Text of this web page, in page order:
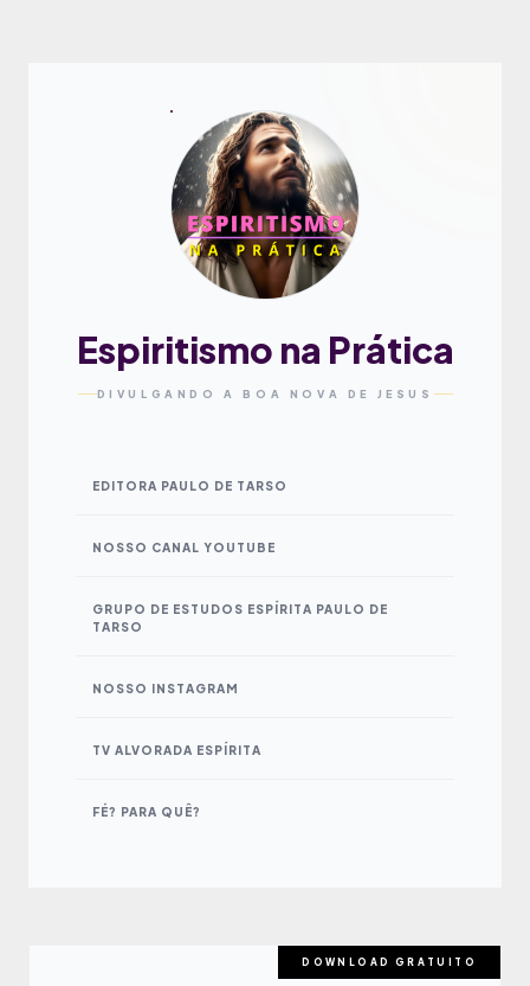
Espiritismo na Prática
DIVULGANDO A BOA NOVA DE JESUS
EDITORA PAULO DE TARSO
NOSSO CANAL YOUTUBE
GRUPO DE ESTUDOS ESPÍRITA PAULO DE
TARSO
NOSSO INSTAGRAM
TV ALVORADA ESPÍRITA
FÉ? PARA QUÊ?
DOWNLOAD GRATUITO